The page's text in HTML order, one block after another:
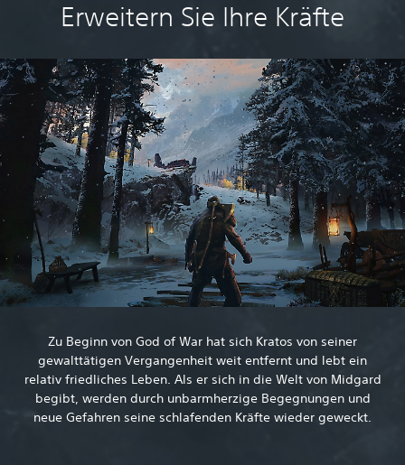
Erweitern Sie Ihre Kräfte
Zu Beginn von God of War hat sich Kratos von seiner
gewalttätigen Vergangenheit weit entfernt und lebt ein
relativ friedliches Leben. Als er sich in die Welt von Midgard
begibt, werden durch unbarmherzige Begegnungen und
neue Gefahren seine schlafenden Kräfte wieder geweckt.